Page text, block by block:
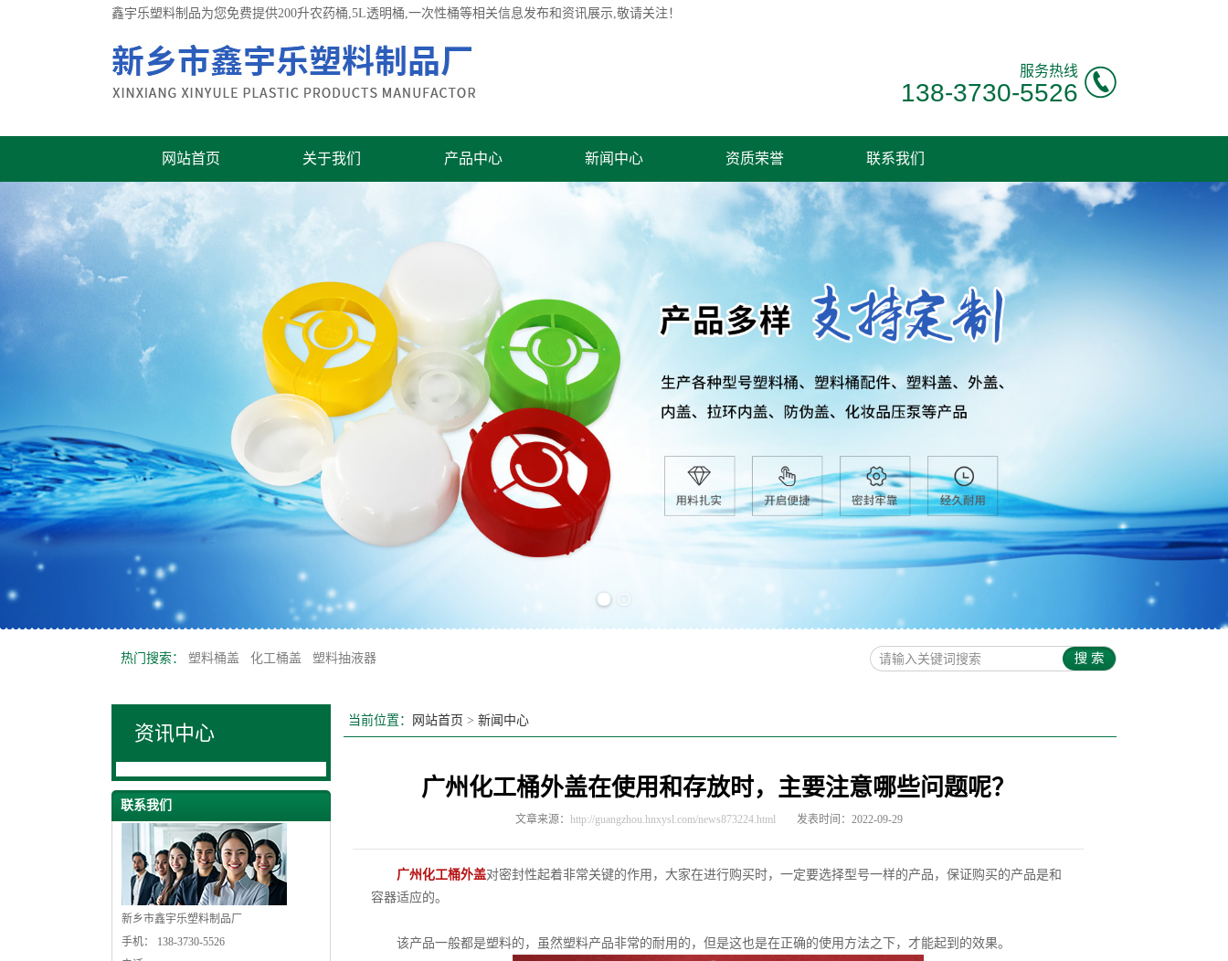
鑫宇乐塑料制品为您免费提供200升农药桶,5L透明桶,一次性桶等相关信息发布和资讯展示,敬请关注！
服务热线
138-3730-5526
网站首页 关于我们 产品中心 新闻中心 资质荣誉 联系我们
热门搜索： 塑料桶盖 化工桶盖 塑料抽液器
资讯中心
联系我们
新乡市鑫宇乐塑料制品厂
手机： 138-3730-5526
当前位置： 网站首页 > 新闻中心
广州化工桶外盖在使用和存放时，主要注意哪些问题呢？
文章来源： http://guangzhou.hnxysl.com/news873224.html 发表时间：2022-09-29
广州化工桶外盖对密封性起着非常关键的作用，大家在进行购买时，一定要选择型号一样的产品，保证购买的产品是和
容器适应的。
该产品一般都是塑料的，虽然塑料产品非常的耐用的，但是这也是在正确的使用方法之下，才能起到的效果。